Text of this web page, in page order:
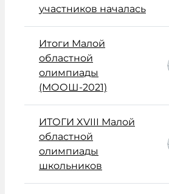
участников началась
Итоги Малой
областной
олимпиады
(МООШ-2021)
ИТОГИ XVIII Малой
областной
олимпиады
школьников